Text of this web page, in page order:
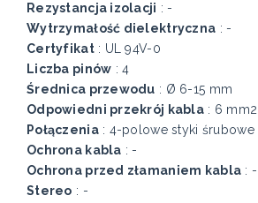
Rezystancja izolacji : -
Wytrzymałość dielektryczna : -
Certyfikat: UL 94V-0
Liczba pinów : 4
Średnica przewodu : Ø 6-15 mm
Odpowiedni przekrój kabla : 6 mm2
Połączenia: 4-polowe styki śrubowe
Ochrona kabla : -
Ochrona przed złamaniem kabla : -
Stereo : -